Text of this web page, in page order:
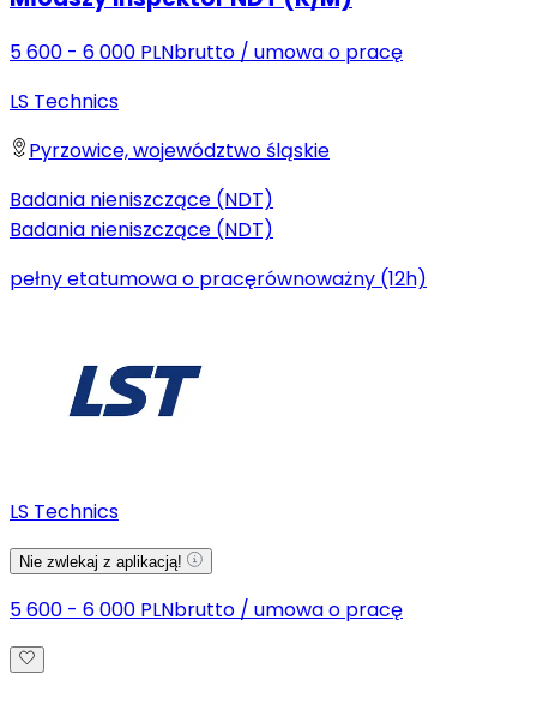
5 600 - 6 000 PLNbrutto / umowa o pracę
LS Technics
Pyrzowice, województwo śląskie
Badania nieniszczące (NDT)
Badania nieniszczące (NDT)
pełny etatumowa o pracęrównoważny (12h)
LS Technics
Nie zwlekaj z aplikacją!
5 600 - 6 000 PLNbrutto / umowa o pracę